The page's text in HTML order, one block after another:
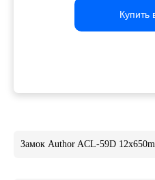
Купить
Купить
Купить
Замок Author ACL-59D